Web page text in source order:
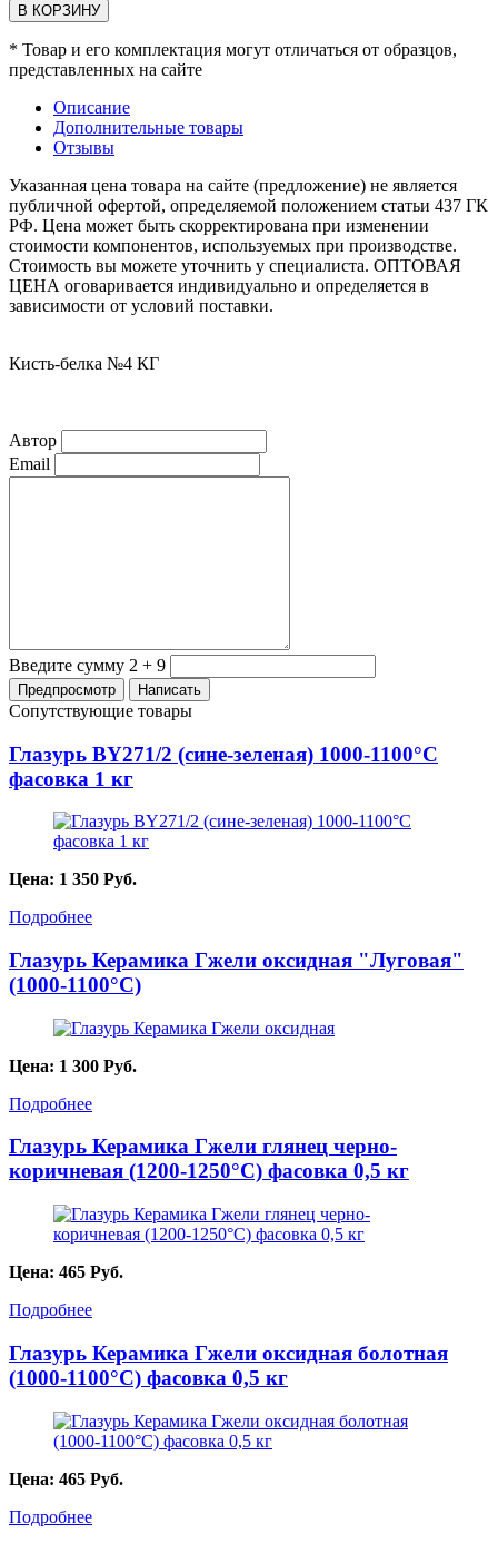
В КОРЗИНУ
* Товар и его комплектация могут отличаться от образцов,
представленных на сайте
Описание
Дополнительные товары
Отзывы
Указанная цена товара на сайте (предложение) не является
публичной офертой, определяемой положением статьи 437 ГК
РФ. Цена может быть скорректирована при изменении
стоимости компонентов, используемых при производстве.
Стоимость вы можете уточнить у специалиста. ОПТОВАЯ
ЦЕНА оговаривается индивидуально и определяется в
зависимости от условий поставки.
Кисть-белка №4 КГ
Автор
Email
Введите сумму 2 + 9
Сопутствующие товары
Глазурь BY271/2 (сине-зеленая) 1000-1100°С
фасовка 1 кг
Цена: 1 350 Руб.
Подробнее
Глазурь Керамика Гжели оксидная "Луговая"
(1000-1100°С)
Цена: 1 300 Руб.
Подробнее
Глазурь Керамика Гжели глянец черно-
коричневая (1200-1250°С) фасовка 0,5 кг
Цена: 465 Руб.
Подробнее
Глазурь Керамика Гжели оксидная болотная
(1000-1100°С) фасовка 0,5 кг
Цена: 465 Руб.
Подробнее